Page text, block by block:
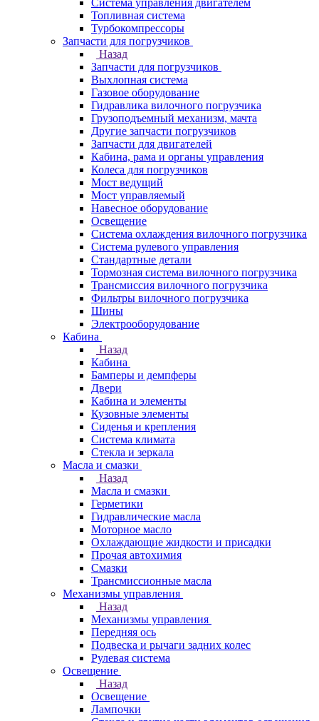
Система управления двигателем
Топливная система
Турбокомпрессоры
Запчасти для погрузчиков
Назад
Запчасти для погрузчиков
Выхлопная система
Газовое оборудование
Гидравлика вилочного погрузчика
Грузоподъемный механизм, мачта
Другие запчасти погрузчиков
Запчасти для двигателей
Кабина, рама и органы управления
Колеса для погрузчиков
Мост ведущий
Мост управляемый
Навесное оборудование
Освещение
Система охлаждения вилочного погрузчика
Система рулевого управления
Стандартные детали
Тормозная система вилочного погрузчика
Трансмиссия вилочного погрузчика
Фильтры вилочного погрузчика
Шины
Электрооборудование
Кабина
Назад
Кабина
Бамперы и демпферы
Двери
Кабина и элементы
Кузовные элементы
Сиденья и крепления
Система климата
Стекла и зеркала
Масла и смазки
Назад
Масла и смазки
Герметики
Гидравлические масла
Моторное масло
Охлаждающие жидкости и присадки
Прочая автохимия
Смазки
Трансмиссионные масла
Механизмы управления
Назад
Механизмы управления
Передняя ось
Подвеска и рычаги задних колес
Рулевая система
Освещение
Назад
Освещение
Лампочки